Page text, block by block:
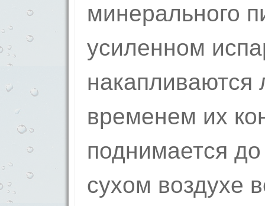
минерального
усиленном
временем их
поднимается
сухом воздухе